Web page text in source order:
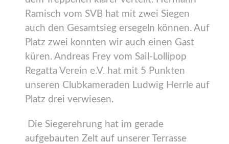
Ramisch vom SVB hat mit zwei Siegen
auch den Gesamtsieg ersegeln können. Auf
Platz zwei konnten wir auch einen Gast
küren. Andreas Frey vom Sail-Lollipop
Regatta Verein e.V. hat mit 5 Punkten
unseren Clubkameraden Ludwig Herrle auf
Platz drei verwiesen.
Die Siegerehrung hat im gerade
aufgebauten Zelt auf unserer Terrasse